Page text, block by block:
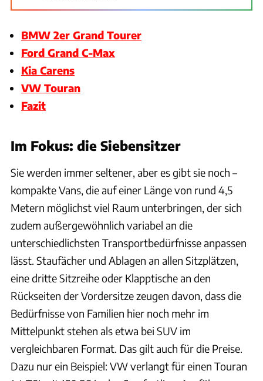
BMW 2er Grand Tourer
Ford Grand C-Max
Kia Carens
VW Touran
Fazit
Im Fokus: die Siebensitzer
Sie werden immer seltener, aber es gibt sie noch –
kompakte Vans, die auf einer Länge von rund 4,5
Metern möglichst viel Raum unterbringen, der sich
zudem außergewöhnlich variabel an die
unterschiedlichsten Transportbedürfnisse anpassen
lässt. Staufächer und Ablagen an allen Sitzplätzen,
eine dritte Sitzreihe oder Klapptische an den
Rückseiten der Vordersitze zeugen davon, dass die
Bedürfnisse von Familien hier noch mehr im
Mittelpunkt stehen als etwa bei SUV im
vergleichbaren Format. Das gilt auch für die Preise.
Dazu nur ein Beispiel: VW verlangt für einen Touran